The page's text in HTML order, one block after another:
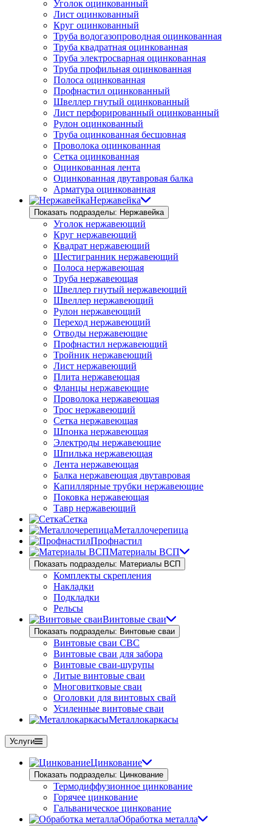
Уголок оцинкованный
Лист оцинкованный
Круг оцинкованный
Труба водогазопроводная оцинкованная
Труба квадратная оцинкованная
Труба электросварная оцинкованная
Труба профильная оцинкованная
Полоса оцинкованная
Профнастил оцинкованный
Швеллер гнутый оцинкованный
Лист перфорированный оцинкованный
Рулон оцинкованный
Труба оцинкованная бесшовная
Проволока оцинкованная
Сетка оцинкованная
Оцинкованная лента
Оцинкованная двутавровая балка
Арматура оцинкованная
Нержавейка
Показать подразделы: Нержавейка
Уголок нержавеющий
Круг нержавеющий
Квадрат нержавеющий
Шестигранник нержавеющий
Полоса нержавеющая
Труба нержавеющая
Швеллер гнутый нержавеющий
Швеллер нержавеющий
Рулон нержавеющий
Переход нержавеющий
Отводы нержавеющие
Профнастил нержавеющий
Тройник нержавеющий
Лист нержавеющий
Плита нержавеющая
Фланцы нержавеющие
Проволока нержавеющая
Трос нержавеющий
Сетка нержавеющая
Шпонка нержавеющая
Электроды нержавеющие
Шпилька нержавеющая
Лента нержавеющая
Балка нержавеющая двутавровая
Капиллярные трубки нержавеющие
Поковка нержавеющая
Тавр нержавеющий
Сетка
Металлочерепица
Профнастил
Материалы ВСП
Показать подразделы: Материалы ВСП
Комплекты скрепления
Накладки
Подкладки
Рельсы
Винтовые сваи
Показать подразделы: Винтовые сваи
Винтовые сваи СВС
Винтовые сваи для забора
Винтовые сваи-шурупы
Литые винтовые сваи
Многовитковые сваи
Оголовки для винтовых свай
Усиленные винтовые сваи
Металлокаркасы
Услуги
Цинкование
Показать подразделы: Цинкование
Термодиффузионное цинкование
Горячее цинкование
Гальваническое цинкование
Обработка металла